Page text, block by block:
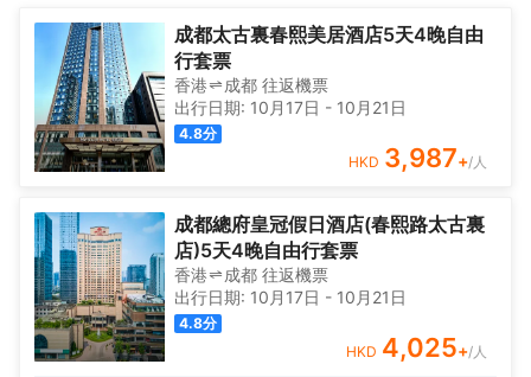
覆蓋率達到60%以上，是在喧囂城市中，難尋的一處靜謐之地，也
讓入住賓客感受到不一樣的風情萬種。
成都太古裏春熙美居酒店5天4晚自由
行套票
香港 成都 往返機票
出行日期: 10月17日 - 10月21日
4.8分
HKD 3,987+/人
成都總府皇冠假日酒店(春熙路太古裏
店)5天4晚自由行套票
香港 成都 往返機票
出行日期: 10月17日 - 10月21日
4.8分
HKD 4,025+/人